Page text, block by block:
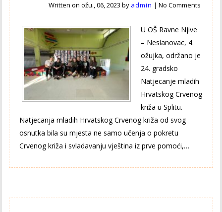
Written onožu., 06, 2023 by admin |No Comments
U OŠ Ravne Njive
– Neslanovac, 4.
ožujka, održano je
24. gradsko
Natjecanje mladih
Hrvatskog Crvenog
križa u Splitu.
Natjecanja mladih Hrvatskog Crvenog križa od svog
osnutka bila su mjesta ne samo učenja o pokretu
Crvenog križa i svladavanju vještina iz prve pomoći,…